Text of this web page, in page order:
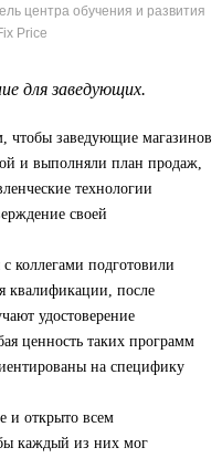
центра обучения и развития
Price
для заведующих.
чтобы заведующие магазинов
и выполняли план продаж,
технологии
своей
коллегами подготовили
квалификации, после
удостоверение
ценность таких программ
на специфику
и открыто всем
каждый из них мог